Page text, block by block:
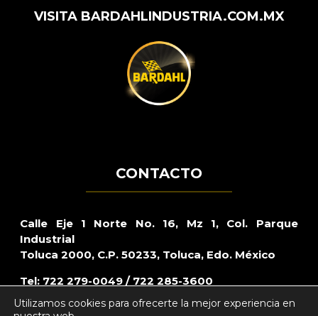
VISITA BARDAHLINDUSTRIA.COM.MX
CONTACTO
Calle Eje 1 Norte No. 16, Mz 1, Col. Parque
Industrial
Toluca 2000, C.P. 50233, Toluca, Edo. México
Tel: 722 279-0049 / 722 285-3600
Lada sin costo: 800 – CARRAZO (2277296)
Utilizamos cookies para ofrecerte la mejor experiencia en